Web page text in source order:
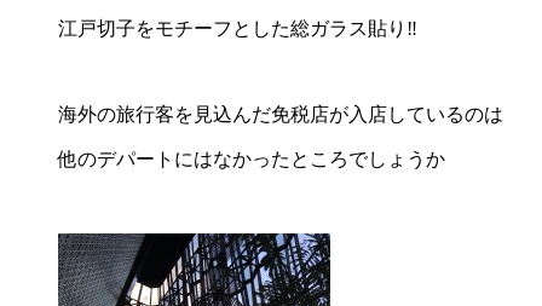
江戸切子をモチーフとした総ガラス貼り‼︎
海外の旅行客を見込んだ免税店が入店しているのは
他のデパートにはなかったところでしょうか